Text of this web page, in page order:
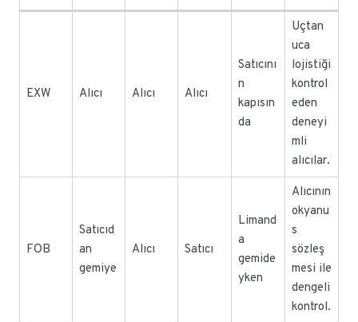
EXW Alıcı Alıcı Alıcı
Satıcını
n
kapısın
da
Uçtan
uca
lojistiği
kontrol
eden
deneyi
mli
alıcılar.
FOB
Satıcıd
an
gemiye
Alıcı Satıcı
Limand
a
gemide
yken
Alıcının
okyanu
s
sözleş
mesi ile
dengeli
kontrol.